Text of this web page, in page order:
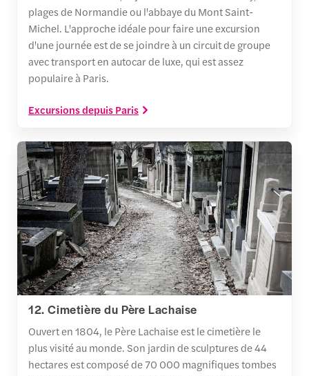
plages de Normandie ou l'abbaye du Mont Saint-
Michel. L'approche idéale pour faire une excursion
d'une journée est de se joindre à un circuit de groupe
avec transport en autocar de luxe, qui est assez
populaire à Paris.
Excursions depuis Paris
12. Cimetière du Père Lachaise
Ouvert en 1804, le Père Lachaise est le cimetière le
plus visité au monde. Son jardin de sculptures de 44
hectares est composé de 70 000 magnifiques tombes